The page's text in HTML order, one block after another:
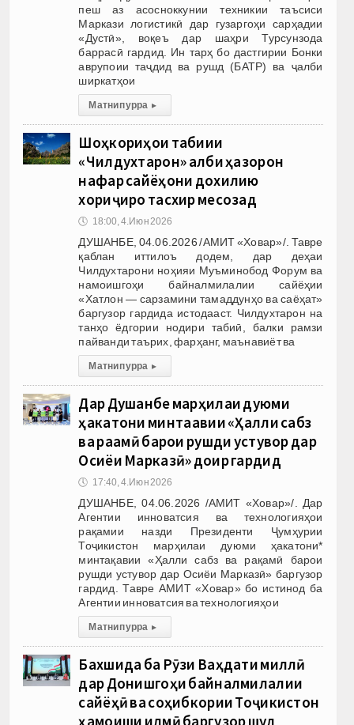
пеш аз асосноккунии техникии таъсиси
Маркази логистикӣ дар гузаргоҳи сарҳадии
«Дустӣ», воқеъ дар шаҳри Турсунзода
баррасӣ гардид. Ин тарҳ бо дастгирии Бонки
аврупоии таҷдид ва рушд (БАТР) ва ҷалби
ширкатҳои
Матни пурра ▸
Шоҳкориҳои табиии
«Чилдухтарон» қалби ҳазорон
нафар сайёҳони дохилию
хориҷиро тасхир месозад
🕔 18:00, 4.Июн 2026
ДУШАНБЕ, 04.06.2026 /АМИТ «Ховар»/. Тавре
қаблан иттилоъ додем, дар деҳаи
Чилдухтарони ноҳияи Муъминобод Форум ва
намоишгоҳи байналмилалии сайёҳии
«Хатлон — сарзамини тамаддунҳо ва саёҳат»
баргузор гардида истодааст. Чилдухтарон на
танҳо ёдгории нодири табиӣ, балки рамзи
пайванди таърих, фарҳанг, маънавиёт ва
Матни пурра ▸
Дар Душанбе марҳилаи дуюми
ҳакатони минтақавии «Ҳалли сабз
ва рақамӣ барои рушди устувор дар
Осиёи Марказӣ» доир гардид
🕔 17:40, 4.Июн 2026
ДУШАНБЕ, 04.06.2026 /АМИТ «Ховар»/. Дар
Агентии инноватсия ва технологияҳои
рақамии назди Президенти Ҷумҳурии
Тоҷикистон марҳилаи дуюми ҳакатони*
минтақавии «Ҳалли сабз ва рақамӣ барои
рушди устувор дар Осиёи Марказӣ» баргузор
гардид. Тавре АМИТ «Ховар» бо истинод ба
Агентии инноватсия ва технологияҳои
Матни пурра ▸
Бахшида ба Рӯзи Ваҳдати миллӣ
дар Донишгоҳи байналмилалии
сайёҳӣ ва соҳибкории Тоҷикистон
ҳамоиши илмӣ баргузор шуд